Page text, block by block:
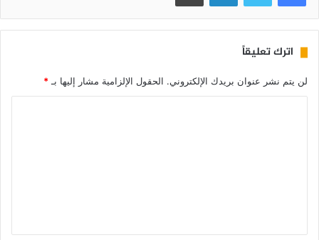
اترك تعليقاً
لن يتم نشر عنوان بريدك الإلكتروني. الحقول الإلزامية مشار إليها بـ *